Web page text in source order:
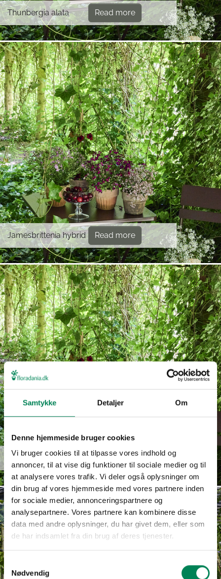
Samtykke Detaljer Om
Denne hjemmeside bruger cookies
Vi bruger cookies til at tilpasse vores indhold og
annoncer, til at vise dig funktioner til sociale medier og til
at analysere vores trafik. Vi deler også oplysninger om
din brug af vores hjemmeside med vores partnere inden
for sociale medier, annonceringspartnere og
analysepartnere. Vores partnere kan kombinere disse
data med andre oplysninger, du har givet dem, eller som
de har indsamlet fra din brug af deres tjenester.
Samtykkevalg
Nødvendig
Thunbergia alata Read more
Jamesbrittenia hybrid Read more
Euphorbia
hypericifolia
Read more